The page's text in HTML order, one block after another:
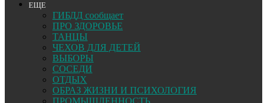
ЕЩЕ
ГИБДД сообщает
ПРО ЗДОРОВЬЕ
ТАНЦЫ
ЧЕХОВ ДЛЯ ДЕТЕЙ
ВЫБОРЫ
СОСЕДИ
ОТДЫХ
ОБРАЗ ЖИЗНИ И ПСИХОЛОГИЯ